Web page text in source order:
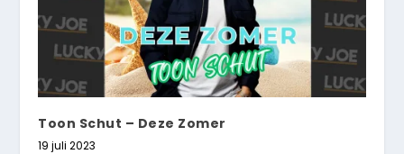
Toon Schut – Deze Zomer
19 juli 2023